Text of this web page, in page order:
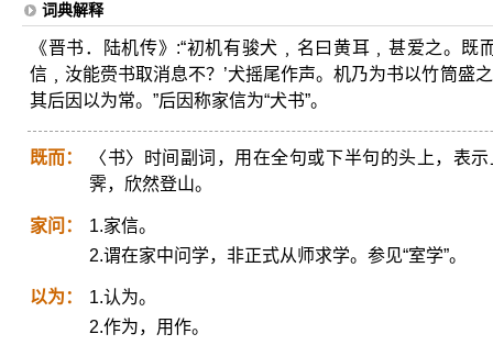
词典解释
《晋书．陆机传》:“初机有骏犬﹐名曰黄耳﹐甚爱之。
信﹐汝能赍书取消息不？’犬摇尾作声。机乃为书以竹筒盛
其后因以为常。”后因称家信为“犬书”。
既而：
〈书〉时间副词，用在全句或下半句的头上，表
霁，欣然登山。
家问：
1.家信。
2.谓在家中问学，非正式从师求学。参见“室学”。
以为：
1.认为。
2.作为，用作。